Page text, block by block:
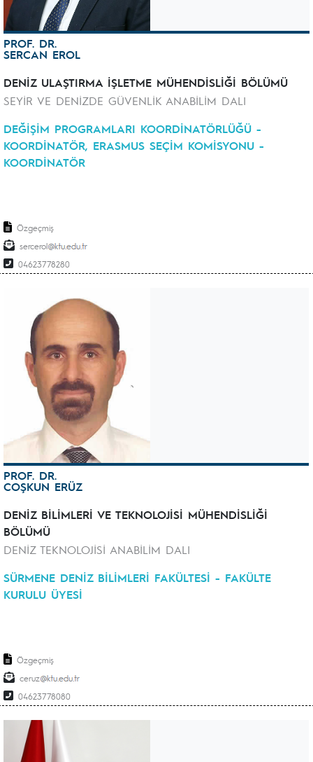
PROF. DR.
SERCAN EROL
DENİZ ULAŞTIRMA İŞLETME MÜHENDİSLİĞİ BÖLÜMÜ
SEYİR VE DENİZDE GÜVENLİK ANABİLİM DALI
DEĞİŞİM PROGRAMLARI KOORDİNATÖRLÜĞÜ -
KOORDİNATÖR, ERASMUS SEÇİM KOMİSYONU -
KOORDİNATÖR
Özgeçmiş
sercerol
04623778280
PROF. DR.
COŞKUN ERÜZ
DENİZ BİLİMLERİ VE TEKNOLOJİSİ MÜHENDİSLİĞİ
BÖLÜMÜ
DENİZ TEKNOLOJİSİ ANABİLİM DALI
SÜRMENE DENİZ BİLİMLERİ FAKÜLTESİ - FAKÜLTE
KURULU ÜYESİ
Özgeçmiş
ceruz
04623778080